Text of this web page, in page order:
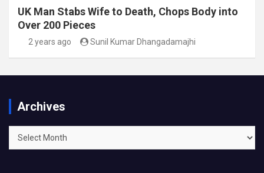
UK Man Stabs Wife to Death, Chops Body into
Over 200 Pieces
2 years ago Sunil Kumar Dhangadamajhi
Archives
Archives